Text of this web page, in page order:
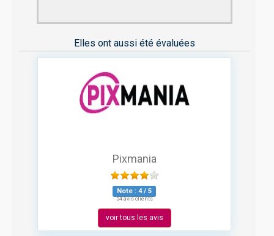
Elles ont aussi été évaluées
Pixmania
Note : 4/ 5
54 avis clients
voir tous les avis